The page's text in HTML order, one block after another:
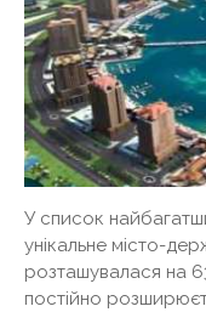
У список
унікальне місто-
розташувалася на
постійно